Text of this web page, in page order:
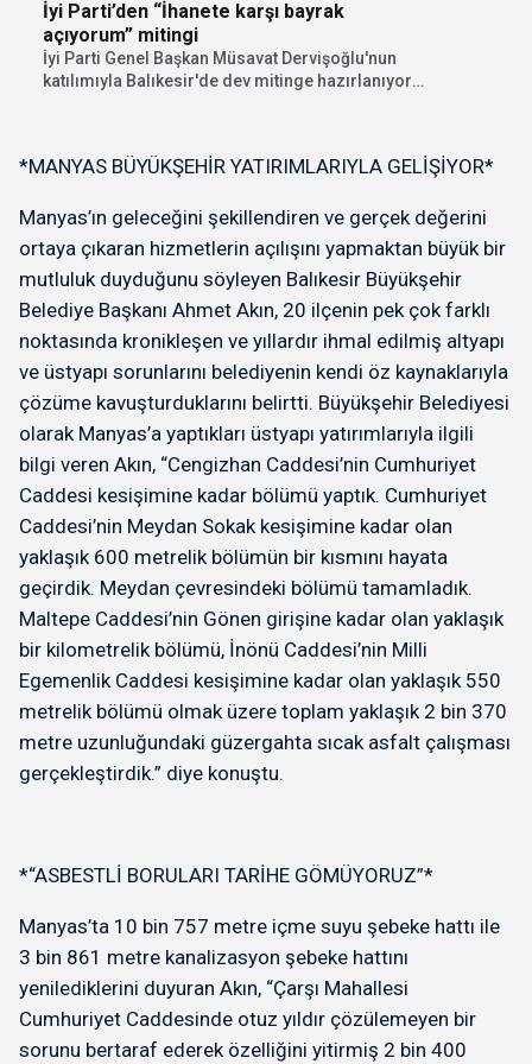
İyi Parti’den “İhanete karşı bayrak
açıyorum” mitingi
İyi Parti Genel Başkan Müsavat Dervişoğlu'nun
katılımıyla Balıkesir'de dev mitinge hazırlanıyor.
*MANYAS BÜYÜKŞEHİR YATIRIMLARIYLA GELİŞİYOR*
Manyas’ın geleceğini şekillendiren ve gerçek değerini
ortaya çıkaran hizmetlerin açılışını yapmaktan büyük bir
mutluluk duyduğunu söyleyen Balıkesir Büyükşehir
Belediye Başkanı Ahmet Akın, 20 ilçenin pek çok farklı
noktasında kronikleşen ve yıllardır ihmal edilmiş altyapı
ve üstyapı sorunlarını belediyenin kendi öz kaynaklarıyla
çözüme kavuşturduklarını belirtti. Büyükşehir Belediyesi
olarak Manyas’a yaptıkları üstyapı yatırımlarıyla ilgili
bilgi veren Akın, “Cengizhan Caddesi’nin Cumhuriyet
Caddesi kesişimine kadar bölümü yaptık. Cumhuriyet
Caddesi’nin Meydan Sokak kesişimine kadar olan
yaklaşık 600 metrelik bölümün bir kısmını hayata
geçirdik. Meydan çevresindeki bölümü tamamladık.
Maltepe Caddesi’nin Gönen girişine kadar olan yaklaşık
bir kilometrelik bölümü, İnönü Caddesi’nin Milli
Egemenlik Caddesi kesişimine kadar olan yaklaşık 550
metrelik bölümü olmak üzere toplam yaklaşık 2 bin 370
metre uzunluğundaki güzergahta sıcak asfalt çalışması
gerçekleştirdik.” diye konuştu.
*“ASBESTLİ BORULARI TARİHE GÖMÜYORUZ”*
Manyas’ta 10 bin 757 metre içme suyu şebeke hattı ile
3 bin 861 metre kanalizasyon şebeke hattını
yenilediklerini duyuran Akın, “Çarşı Mahallesi
Cumhuriyet Caddesinde otuz yıldır çözülemeyen bir
sorunu bertaraf ederek özelliğini yitirmiş 2 bin 400